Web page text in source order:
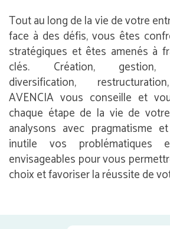
Tout au long de la vie de votre
face à des défis, vous êtes
stratégiques et êtes amenés à
clés. Création, gestion,
diversification,
AVENCIA vous conseille et
chaque étape de la vie de
analysons avec pragmatisme
inutile vos problématiques
envisageables pour vous
choix et favoriser la réussite de